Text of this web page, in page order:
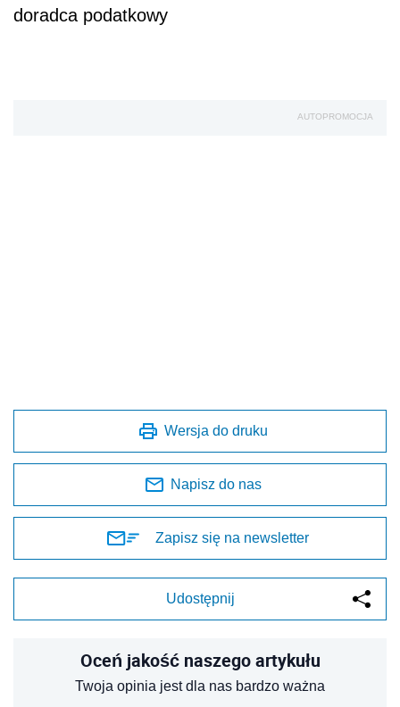
doradca podatkowy
AUTOPROMOCJA
Wersja do druku
Napisz do nas
Zapisz się na newsletter
Udostępnij
Oceń jakość naszego artykułu
Twoja opinia jest dla nas bardzo ważna